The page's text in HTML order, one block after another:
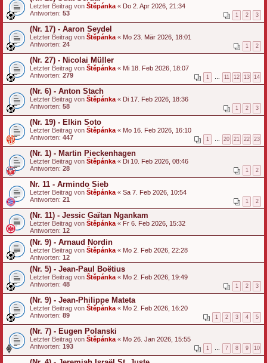
Letzter Beitrag von Štěpánka « Do 2. Apr 2026, 21:34
Antworten: 53 1 2 3
(Nr. 17) - Aaron Seydel
Letzter Beitrag von Štěpánka « Mo 23. Mär 2026, 18:01
Antworten: 24 1 2
(Nr. 27) - Nicolai Müller
Letzter Beitrag von Štěpánka « Mi 18. Feb 2026, 18:07
Antworten: 279 1 11 12 13 14
(Nr. 6) - Anton Stach
Letzter Beitrag von Štěpánka « Di 17. Feb 2026, 18:36
Antworten: 58 1 2 3
(Nr. 19) - Elkin Soto
Letzter Beitrag von Štěpánka « Mo 16. Feb 2026, 16:10
Antworten: 447 1 20 21 22 23
(Nr. 1) - Martin Pieckenhagen
Letzter Beitrag von Štěpánka « Di 10. Feb 2026, 08:46
Antworten: 28 1 2
Nr. 11 - Armindo Sieb
Letzter Beitrag von Štěpánka « Sa 7. Feb 2026, 10:54
Antworten: 21 1 2
(Nr. 11) - Jessic Gaïtan Ngankam
Letzter Beitrag von Štěpánka « Fr 6. Feb 2026, 15:32
Antworten: 12
(Nr. 9) - Arnaud Nordin
Letzter Beitrag von Štěpánka « Mo 2. Feb 2026, 22:28
Antworten: 12
(Nr. 5) - Jean-Paul Boëtius
Letzter Beitrag von Štěpánka « Mo 2. Feb 2026, 19:49
Antworten: 48 1 2 3
(Nr. 9) - Jean-Philippe Mateta
Letzter Beitrag von Štěpánka « Mo 2. Feb 2026, 16:20
Antworten: 89 1 2 3 4 5
(Nr. 7) - Eugen Polanski
Letzter Beitrag von Štěpánka « Mo 26. Jan 2026, 15:55
Antworten: 193 1 7 8 9 10